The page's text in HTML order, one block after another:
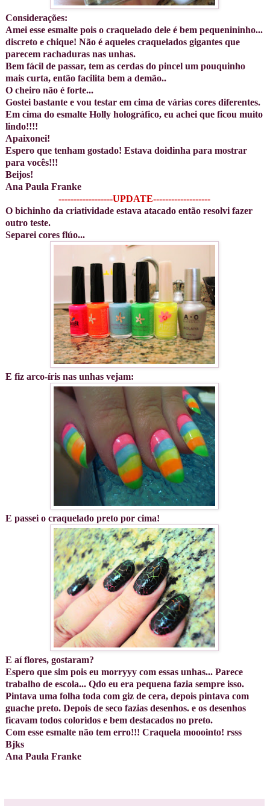
Considerações:
Amei esse esmalte pois o craquelado dele é bem pequenininho...
discreto e chique! Não é aqueles craquelados gigantes que
parecem rachaduras nas unhas.
Bem fácil de passar, tem as cerdas do pincel um pouquinho
mais curta, então facilita bem a demão..
O cheiro não é forte...
Gostei bastante e vou testar em cima de várias cores diferentes.
Em cima do esmalte Holly holográfico, eu achei que ficou muito
lindo!!!!
Apaixonei!
Espero que tenham gostado! Estava doidinha para mostrar
para vocês!!!
Beijos!
Ana Paula Franke
------------------UPDATE-------------------
O bichinho da criatividade estava atacado então resolvi fazer
outro teste.
Separei cores flúo...
E fiz arco-íris nas unhas vejam:
E passei o craquelado preto por cima!
E aí flores, gostaram?
Espero que sim pois eu morryyy com essas unhas... Parece
trabalho de escola... Qdo eu era pequena fazia sempre isso.
Pintava uma folha toda com giz de cera, depois pintava com
guache preto. Depois de seco fazias desenhos. e os desenhos
ficavam todos coloridos e bem destacados no preto.
Com esse esmalte não tem erro!!! Craquela mooointo! rsss
Bjks
Ana Paula Franke